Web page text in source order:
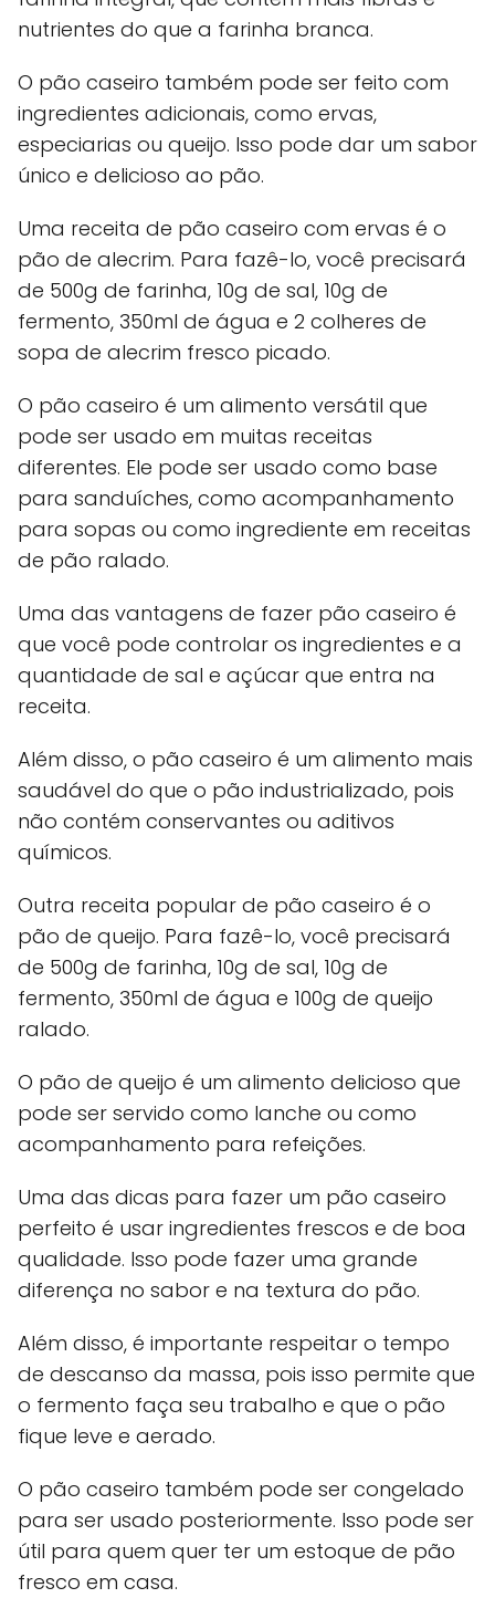
nutrientes do que a farinha branca.
O pão caseiro também pode ser feito com
ingredientes adicionais, como ervas,
especiarias ou queijo. Isso pode dar um sabor
único e delicioso ao pão.
Uma receita de pão caseiro com ervas é o
pão de alecrim. Para fazê-lo, você precisará
de 500g de farinha, 10g de sal, 10g de
fermento, 350ml de água e 2 colheres de
sopa de alecrim fresco picado.
O pão caseiro é um alimento versátil que
pode ser usado em muitas receitas
diferentes. Ele pode ser usado como base
para sanduíches, como acompanhamento
para sopas ou como ingrediente em receitas
de pão ralado.
Uma das vantagens de fazer pão caseiro é
que você pode controlar os ingredientes e a
quantidade de sal e açúcar que entra na
receita.
Além disso, o pão caseiro é um alimento mais
saudável do que o pão industrializado, pois
não contém conservantes ou aditivos
químicos.
Outra receita popular de pão caseiro é o
pão de queijo. Para fazê-lo, você precisará
de 500g de farinha, 10g de sal, 10g de
fermento, 350ml de água e 100g de queijo
ralado.
O pão de queijo é um alimento delicioso que
pode ser servido como lanche ou como
acompanhamento para refeições.
Uma das dicas para fazer um pão caseiro
perfeito é usar ingredientes frescos e de boa
qualidade. Isso pode fazer uma grande
diferença no sabor e na textura do pão.
Além disso, é importante respeitar o tempo
de descanso da massa, pois isso permite que
o fermento faça seu trabalho e que o pão
fique leve e aerado.
O pão caseiro também pode ser congelado
para ser usado posteriormente. Isso pode ser
útil para quem quer ter um estoque de pão
fresco em casa.